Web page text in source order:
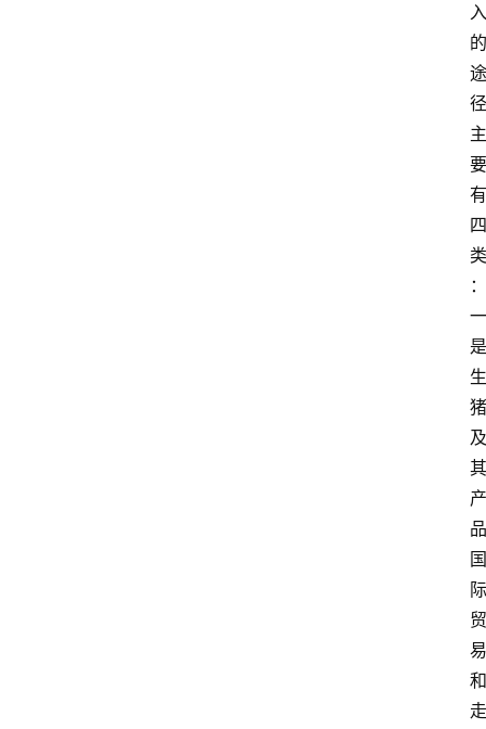
入
的
途
径
主
要
有
四
类
：
一
是
生
猪
及
其
产
品
国
际
贸
易
和
走